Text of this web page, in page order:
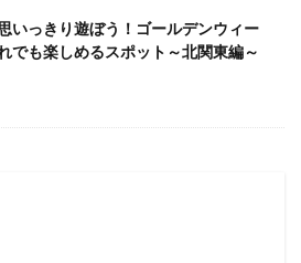
いっきり遊ぼう！ゴールデンウィー
でも楽しめるスポット～北関東編～